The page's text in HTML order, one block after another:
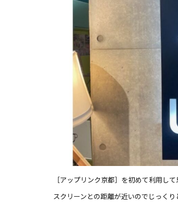
［アップリンク京都］を初めて利用し
スクリーンとの距離が近いのでじっく